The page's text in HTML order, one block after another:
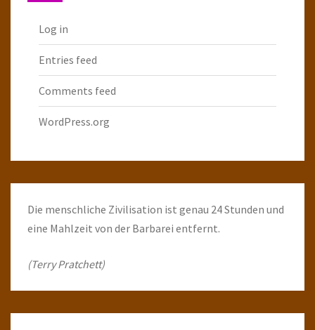
Log in
Entries feed
Comments feed
WordPress.org
Die menschliche Zivilisation ist genau 24 Stunden und
eine Mahlzeit von der Barbarei entfernt.
(Terry Pratchett)